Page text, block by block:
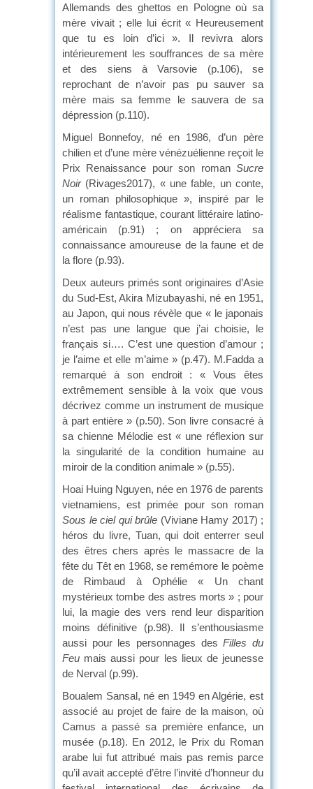
Allemands des ghettos en Pologne où sa
mère vivait ; elle lui écrit « Heureusement
que tu es loin d’ici ». Il revivra alors
intérieurement les souffrances de sa mère
et des siens à Varsovie (p.106), se
reprochant de n’avoir pas pu sauver sa
mère mais sa femme le sauvera de sa
dépression (p.110).
Miguel Bonnefoy, né en 1986, d’un père
chilien et d’une mère vénézuélienne reçoit le
Prix Renaissance pour son roman Sucre
Noir (Rivages2017), « une fable, un conte,
un roman philosophique », inspiré par le
réalisme fantastique, courant littéraire latino-
américain (p.91) ; on appréciera sa
connaissance amoureuse de la faune et de
la flore (p.93).
Deux auteurs primés sont originaires d’Asie
du Sud-Est, Akira Mizubayashi, né en 1951,
au Japon, qui nous révèle que « le japonais
n’est pas une langue que j’ai choisie, le
français si…. C’est une question d’amour ;
je l’aime et elle m’aime » (p.47). M.Fadda a
remarqué à son endroit : « Vous êtes
extrêmement sensible à la voix que vous
décrivez comme un instrument de musique
à part entière » (p.50). Son livre consacré à
sa chienne Mélodie est « une réflexion sur
la singularité de la condition humaine au
miroir de la condition animale » (p.55).
Hoai Huing Nguyen, née en 1976 de parents
vietnamiens, est primée pour son roman
Sous le ciel qui brûle (Viviane Hamy 2017) ;
héros du livre, Tuan, qui doit enterrer seul
des êtres chers après le massacre de la
fête du Têt en 1968, se remémore le poème
de Rimbaud à Ophélie « Un chant
mystérieux tombe des astres morts » ; pour
lui, la magie des vers rend leur disparition
moins définitive (p.98). Il s’enthousiasme
aussi pour les personnages desFilles du
Feu mais aussi pour les lieux de jeunesse
de Nerval (p.99).
Boualem Sansal, né en 1949 en Algérie, est
associé au projet de faire de la maison, où
Camus a passé sa première enfance, un
musée (p.18). En 2012, le Prix du Roman
arabe lui fut attribué mais pas remis parce
qu’il avait accepté d’être l’invité d’honneur du